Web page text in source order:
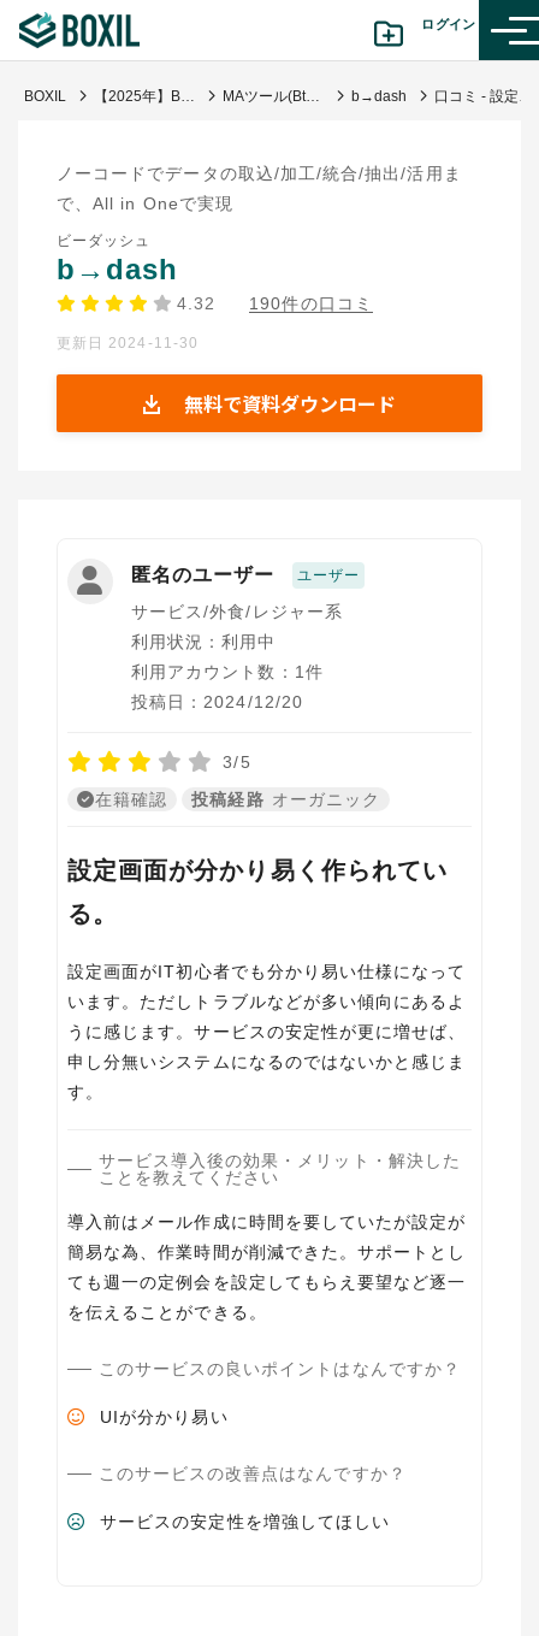
ログイン
診断から探す(β版)
記事から探す
BOXIL 【2025年】BtoC向けMAツール比較！選び方・シェアが多いおすすめサービス MAツール(BtoC) b→dash 口コミ - 設定画面が分かり易く作られている。
ノーコードでデータの取込/加工/統合/抽出/活用ま
で、All in Oneで実現
ビーダッシュ
b→dash
4.32 190件の口コミ
更新日 2024-11-30
無料で資料ダウンロード
匿名のユーザー ユーザー
サービス/外食/レジャー系
利用状況：利用中
利用アカウント数：1件
投稿日：2024/12/20
3/5
在籍確認
投稿経路 オーガニック
設定画面が分かり易く作られてい
る。
設定画面がIT初心者でも分かり易い仕様になって
います。ただしトラブルなどが多い傾向にあるよ
うに感じます。サービスの安定性が更に増せば、
申し分無いシステムになるのではないかと感じま
す。
サービス導入後の効果・メリット・解決した
ことを教えてください
導入前はメール作成に時間を要していたが設定が
簡易な為、作業時間が削減できた。サポートとし
ても週一の定例会を設定してもらえ要望など逐一
を伝えることができる。
このサービスの良いポイントはなんですか？
UIが分かり易い
このサービスの改善点はなんですか？
サービスの安定性を増強してほしい